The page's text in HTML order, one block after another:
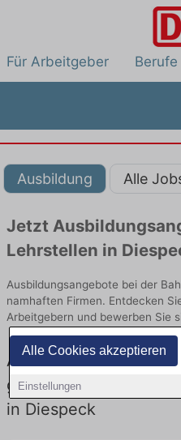
Alle Cookies akzeptieren
Einstellungen
Für Arbeitgeber Berufe
Ausbildung Alle
Jetzt
Lehrstellen in
Ausbildungsangebote bei der
namhaften Firmen. Entdecken
Arbeitgebern und bewerben Sie
Ausbildung in
gibt es keine
in Diespeck